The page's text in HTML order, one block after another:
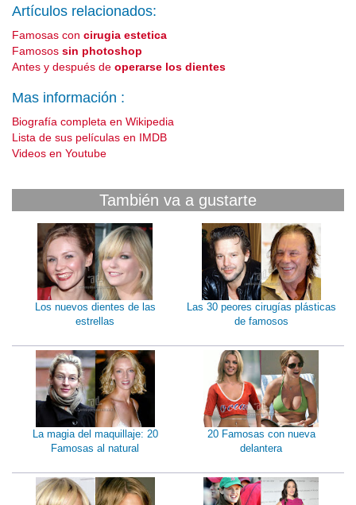
Artículos relacionados:
Famosas con cirugia estetica
Famosos sin photoshop
Antes y después de operarse los dientes
Mas información :
Biografía completa en Wikipedia
Lista de sus películas en IMDB
Videos en Youtube
También va a gustarte
Los nuevos dientes de las
estrellas
Las 30 peores cirugías plásticas
de famosos
La magia del maquillaje: 20
Famosas al natural
20 Famosas con nueva
delantera